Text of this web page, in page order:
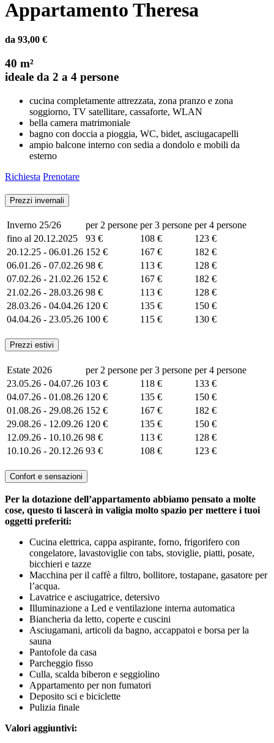
Appartamento Theresa
da 93,00 €
40 m²
ideale da 2 a 4 persone
cucina completamente attrezzata, zona pranzo e zona
soggiorno, TV satellitare, cassaforte, WLAN
bella camera matrimoniale
bagno con doccia a pioggia, WC, bidet, asciugacapelli
ampio balcone interno con sedia a dondolo e mobili da
esterno
Richiesta Prenotare
Prezzi invernali
Inverno 25/26 per 2 persone per 3 persone per 4 persone
fino al 20.12.2025
93 € 108 €
123 €
20.12.25 - 06.01.26 152 € 167 €
182 €
06.01.26 - 07.02.26 98 € 113 €
128 €
07.02.26 - 21.02.26 152 € 167 €
182 €
21.02.26 - 28.03.26 98 € 113 €
128 €
28.03.26 - 04.04.26 120 € 135 €
150 €
04.04.26 - 23.05.26 100 € 115 € 130 €
Prezzi estivi
Estate 2026 per 2 persone per 3 persone per 4 persone
23.05.26 - 04.07.26 103 € 118 €
133 €
04.07.26 - 01.08.26 120 € 135 €
150 €
01.08.26 - 29.08.26 152 € 167 €
182 €
29.08.26 - 12.09.26 120 € 135 €
150 €
12.09.26 - 10.10.26 98 € 113 €
128 €
10.10.26 - 20.12.26 93 € 108 € 123 €
Confort e sensazioni
Per la dotazione dell’appartamento abbiamo pensato a molte
cose, questo ti lascerà in valigia molto spazio per mettere i tuoi
oggetti preferiti:
Cucina elettrica, cappa aspirante, forno, frigorifero con
congelatore, lavastoviglie con tabs, stoviglie, piatti, posate,
bicchieri e tazze
Macchina per il caffè a filtro, bollitore, tostapane, gasatore per
l’acqua.
Lavatrice e asciugatrice, detersivo
Illuminazione a Led e ventilazione interna automatica
Biancheria da letto, coperte e cuscini
Asciugamani, articoli da bagno, accappatoi e borsa per la
sauna
Pantofole da casa
Parcheggio fisso
Culla, scalda biberon e seggiolino
Appartamento per non fumatori
Deposito sci e biciclette
Pulizia finale
Valori aggiuntivi: